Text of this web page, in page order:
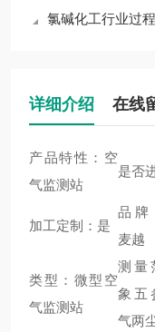
氯碱化工行业过
详细介绍 在线
产品特性：空
气监测站
是否
加工定制：是
品牌
麦越
类型：微型空
气监测站
测量
象五
气两